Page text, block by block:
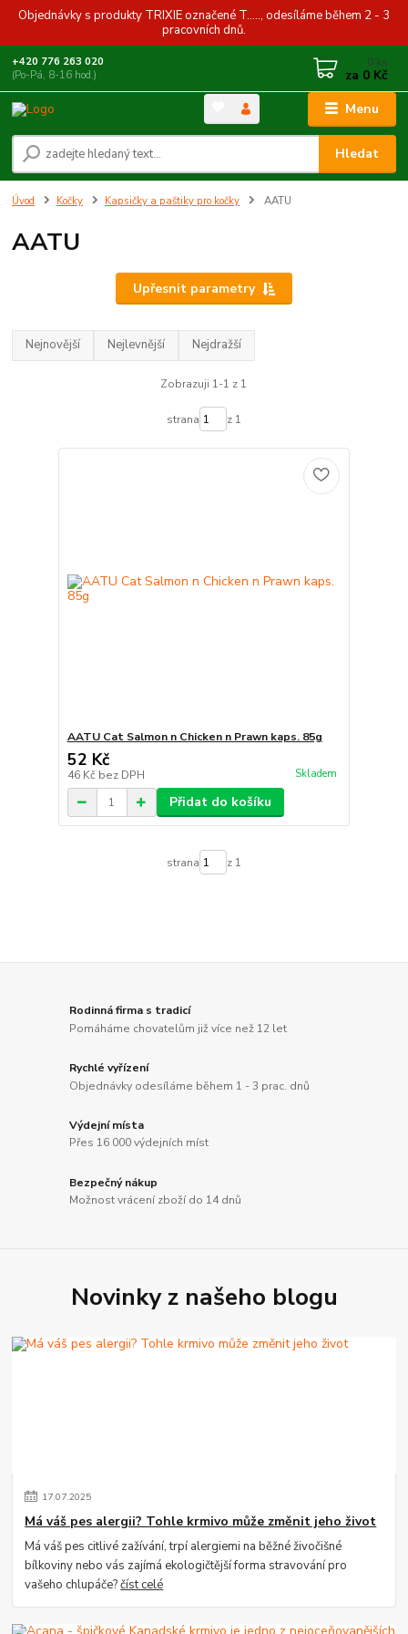
Objednávky s produkty TRIXIE označené T....., odesíláme během 2 - 3
pracovních dnů.
Menu
Hledat
+420 776 263 020
(Po-Pá, 8-16 hod.)
0 ks
za 0 Kč
Úvod Kočky Kapsičky a paštiky pro kočky AATU
AATU
Upřesnit parametry
Nejnovější Nejlevnější Nejdražší
Zobrazuji 1-1 z 1
strana z 1
AATU Cat Salmon n Chicken n Prawn kaps. 85g
52 Kč
46 Kč bez DPH Skladem
Přidat do košíku
strana z 1
Rodinná firma s tradicí
Pomáháme chovatelům již více než 12 let
Rychlé vyřízení
Objednávky odesíláme během 1 - 3 prac. dnů
Výdejní místa
Přes 16 000 výdejních míst
Bezpečný nákup
Možnost vrácení zboží do 14 dnů
Novinky z našeho blogu
17.07.2025
Má váš pes alergii? Tohle krmivo může změnit jeho život
Má váš pes citlivé zažívání, trpí alergiemi na běžné živočišné
bílkoviny nebo vás zajímá ekologičtější forma stravování pro
vašeho chlupáče?číst celé